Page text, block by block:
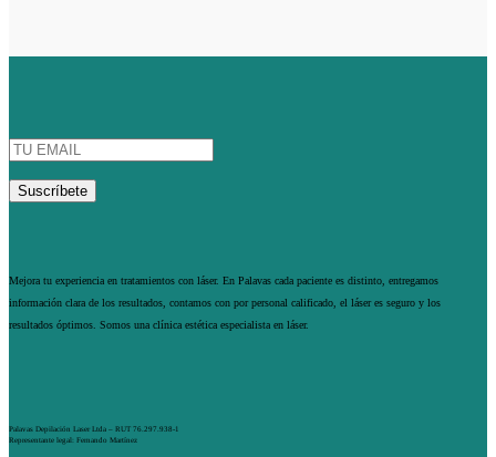
Mejora tu experiencia en tratamientos con láser. En Palavas cada paciente es distinto, entregamos
información clara de los resultados, contamos con por personal calificado, el láser es seguro y los
resultados óptimos. Somos una clínica estética especialista en láser.
Palavas Depilación Laser Ltda – RUT 76.297.938-1
Representante legal: Fernando Martínez